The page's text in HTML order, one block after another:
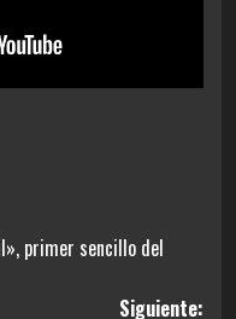
primer sencillo del
Siguiente: